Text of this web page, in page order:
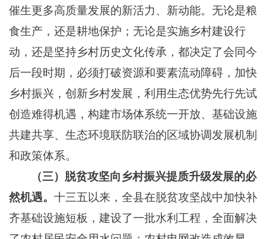
催生更多高质量发展的新活力、新动能。无论是粮
食生产，还是耕地保护；无论是实施乡村建设行
动，还是坚持乡村历史文化传承，都决定了会同今
后一段时期，必须打破资源和要素流动障碍，加快
乡村振兴，创新乡村发展，利用生态优势先行先试
创造难得机遇，构建市场体系统一开放、基础设施
共建共享、生态环境联防联治的区域协调发展机制
和政策体系。
（三） 脱贫攻坚向乡村振兴提质升级发展的必
然机遇。 十三五以来，全县在脱贫攻坚战中加快补
齐基础设施短板，建设了一批水利工程，全面解决